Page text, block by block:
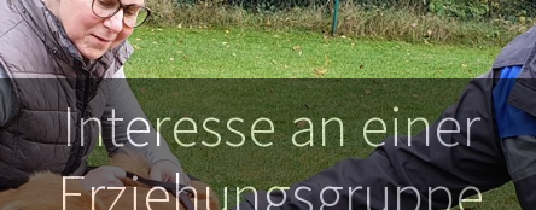
Interesse an einer
Erziehungsgruppe